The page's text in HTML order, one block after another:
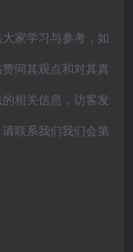
家学习与参考，如
同其观点和对其真
相关信息，访客发
联系我们我们会第